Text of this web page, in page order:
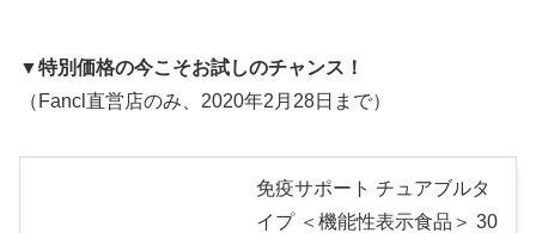
▼特別価格の今こそお試しのチャンス！
（Fancl直営店のみ、2020年2月28日まで）
免疫サポート チュアブルタ
イプ ＜機能性表示食品＞ 30